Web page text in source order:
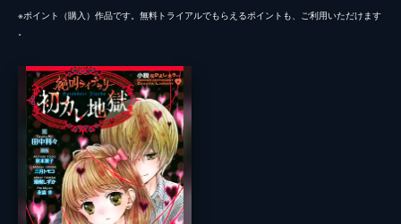
※ポイント（購⼊）作品です。無料トライアルでもらえるポイントも、ご利⽤いただけます
。